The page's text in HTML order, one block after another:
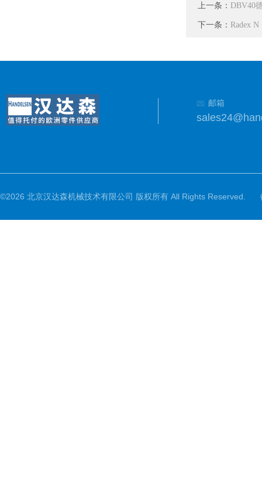
上一条： DBV40
下一条： Radex
邮箱
©2026 北京汉达森机械技术有限公司 版权所有 All Rights Reserved.